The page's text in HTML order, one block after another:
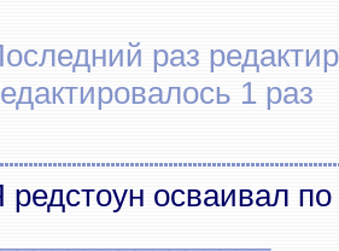
раз
1 раз
редстоун осваивал по